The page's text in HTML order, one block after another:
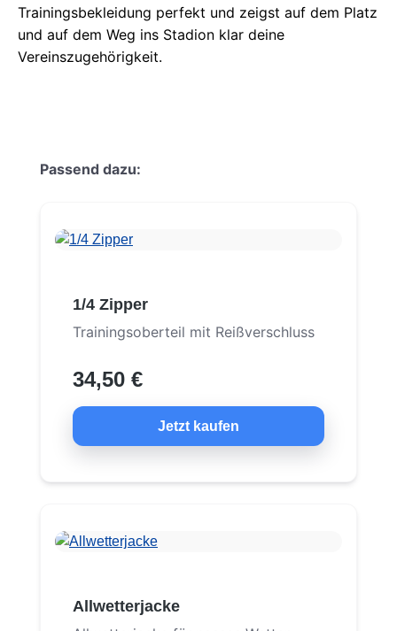
Trainingsbekleidung perfekt und zeigst auf dem Platz
und auf dem Weg ins Stadion klar deine
Vereinszugehörigkeit.
Produktgalerie überspringen
Passend dazu:
1/4 Zipper
Trainingsoberteil mit Reißverschluss
34,50 €
Jetzt kaufen
Allwetterjacke